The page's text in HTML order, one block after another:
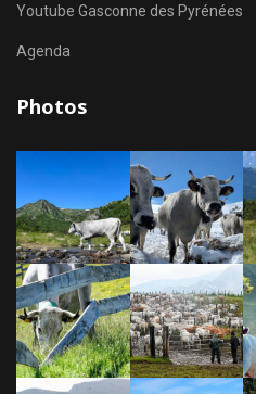
Youtube Gasconne des Pyrénées
Agenda
Photos